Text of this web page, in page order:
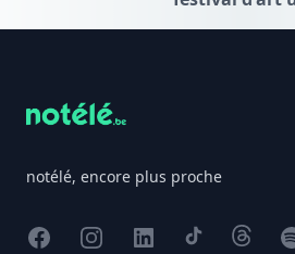
notélé, encore plus proche
FacebookInstagram
X TikTok